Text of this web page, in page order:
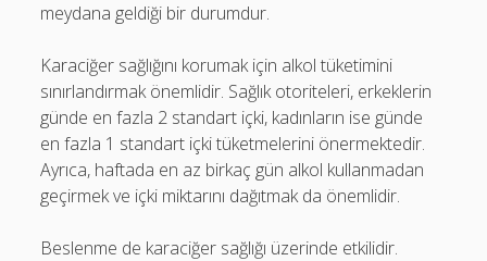
meydana geldiği bir durumdur.
Karaciğer sağlığını korumak için alkol tüketimini
sınırlandırmak önemlidir. Sağlık otoriteleri, erkeklerin
günde en fazla 2 standart içki, kadınların ise günde
en fazla 1 standart içki tüketmelerini önermektedir.
Ayrıca, haftada en az birkaç gün alkol kullanmadan
geçirmek ve içki miktarını dağıtmak da önemlidir.
Beslenme de karaciğer sağlığı üzerinde etkilidir.